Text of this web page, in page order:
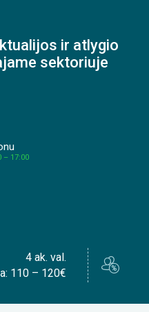
ir atlygio
sektoriuje
– 17:00
4 ak. val.
110 – 120€